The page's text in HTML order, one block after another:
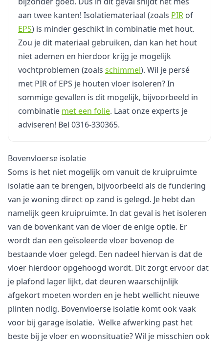
aan twee kanten! Isolatiemateriaal (zoals PIR of
EPS) is minder geschikt in combinatie met hout.
Zou je dit materiaal gebruiken, dan kan het hout
niet ademen en hierdoor krijg je mogelijk
vochtproblemen (zoals schimmel). Wil je persé
met PIR of EPS je houten vloer isoleren? In
sommige gevallen is dit mogelijk, bijvoorbeeld in
combinatie met een folie. Laat onze experts je
adviseren! Bel 0316-330365.
Bovenvloerse isolatie
Soms is het niet mogelijk om vanuit de kruipruimte
isolatie aan te brengen, bijvoorbeeld als de fundering
van je woning direct op zand is gelegd. Je hebt dan
namelijk geen kruipruimte. In dat geval is het isoleren
van de bovenkant van de vloer de enige optie. Er
wordt dan een geïsoleerde vloer bovenop de
bestaande vloer gelegd. Een nadeel hiervan is dat de
vloer hierdoor opgehoogd wordt. Dit zorgt ervoor dat
je plafond lager lijkt, dat deuren waarschijnlijk
afgekort moeten worden en je hebt wellicht nieuwe
plinten nodig. Bovenvloerse isolatie komt ook vaak
voor bij garage isolatie. Welke afwerking past het
beste bij je vloer en woonsituatie? Wil je misschien ook